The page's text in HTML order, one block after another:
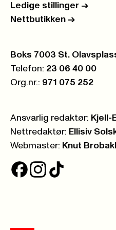
Ledige stillinger ->
Nettbutikken ->
Postboks:
Boks 7003 St.
Telefon: 23 06 40 00
Org.nr.: 971 075 252
Ansvarlig redaktør: Kjell-
Nettredaktør: Ellisiv
Webmaster: Knut